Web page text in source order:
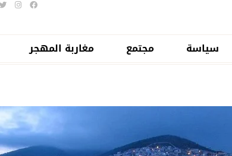
سياسة مجتمع مغاربة المهجر